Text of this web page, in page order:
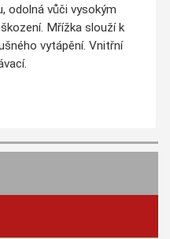
odolná vůči vysokým
Mřížka slouží k
vytápění. Vnitřní